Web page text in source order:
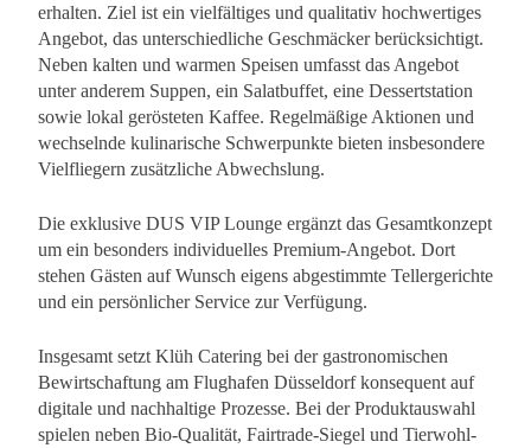
erhalten. Ziel ist ein vielfältiges und qualitativ hochwertiges
Angebot, das unterschiedliche Geschmäcker berücksichtigt.
Neben kalten und warmen Speisen umfasst das Angebot
unter anderem Suppen, ein Salatbuffet, eine Dessertstation
sowie lokal gerösteten Kaffee. Regelmäßige Aktionen und
wechselnde kulinarische Schwerpunkte bieten insbesondere
Vielfliegern zusätzliche Abwechslung.
Die exklusive DUS VIP Lounge ergänzt das Gesamtkonzept
um ein besonders individuelles Premium-Angebot. Dort
stehen Gästen auf Wunsch eigens abgestimmte Tellergerichte
und ein persönlicher Service zur Verfügung.
Insgesamt setzt Klüh Catering bei der gastronomischen
Bewirtschaftung am Flughafen Düsseldorf konsequent auf
digitale und nachhaltige Prozesse. Bei der Produktauswahl
spielen neben Bio-Qualität, Fairtrade-Siegel und Tierwohl-